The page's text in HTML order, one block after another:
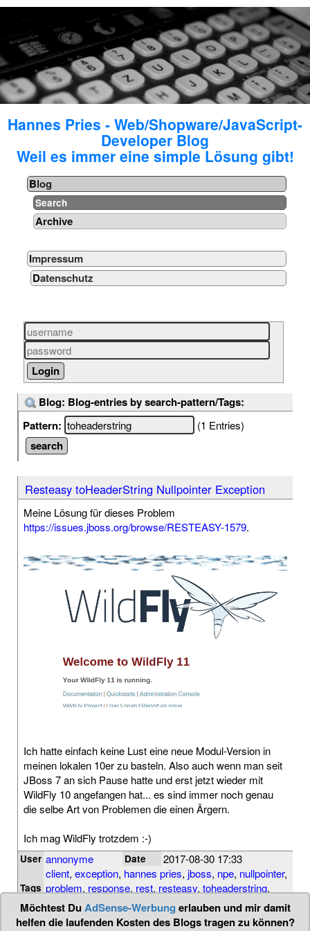
Hannes Pries - Web/Shopware/JavaScript-
Developer Blog
Weil es immer eine simple Lösung gibt!
Blog
Search
Archive
Impressum
Datenschutz
Blog: Blog-entries by search-pattern/Tags:
Pattern:
(1 Entries)
Resteasy toHeaderString Nullpointer Exception
Meine Lösung für dieses Problem
https://issues.jboss.org/browse/RESTEASY-1579.
Ich hatte einfach keine Lust eine neue Modul-Version in
meinen lokalen 10er zu basteln. Also auch wenn man seit
JBoss 7 an sich Pause hatte und erst jetzt wieder mit
WildFly 10 angefangen hat... es sind immer noch genau
die selbe Art von Problemen die einen Ärgern.
Ich mag WildFly trotzdem :-)
User annonyme Date 2017-08-30 17:33
Tags
client, exception, hannes pries, jboss, npe, nullpointer,
problem, response, rest, resteasy, toheaderstring,
wildfly
Möchtest DuAdSense-Werbung erlauben und mir damit
helfen die laufenden Kosten des Blogs tragen zu können?